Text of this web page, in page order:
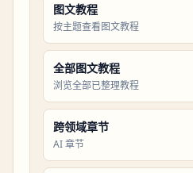
图文教程
按主题查看图文教程
全部图文教程
浏览全部已整理教程
跨领域章节
AI 章节